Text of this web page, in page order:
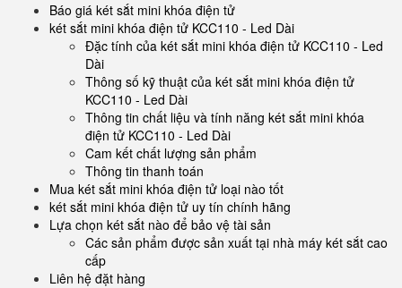
Báo giá két sắt mini khóa điện tử
két sắt mini khóa điện tử KCC110 - Led Dài
Đặc tính của két sắt mini khóa điện tử KCC110 - Led
Dài
Thông số kỹ thuật của két sắt mini khóa điện tử
KCC110 - Led Dài
Thông tin chất liệu và tính năng két sắt mini khóa
điện tử KCC110 - Led Dài
Cam kết chất lượng sản phẩm
Thông tin thanh toán
Mua két sắt mini khóa điện tử loại nào tốt
két sắt mini khóa điện tử uy tín chính hãng
Lựa chọn két sắt nào để bảo vệ tài sản
Các sản phẩm được sản xuất tại nhà máy két sắt cao
cấp
Liên hệ đặt hàng